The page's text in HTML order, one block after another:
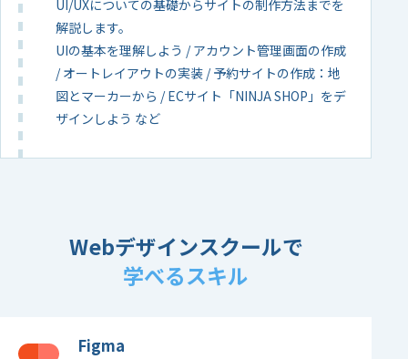
UI/UXについての基礎からサイトの制作方法までを
解説します。
UIの基本を理解しよう / アカウント管理画面の作成
/ オートレイアウトの実装 / 予約サイトの作成：地
図とマーカーから / ECサイト「NINJA SHOP」をデ
ザインしよう など
Webデザインスクールで
学べるスキル
Figma